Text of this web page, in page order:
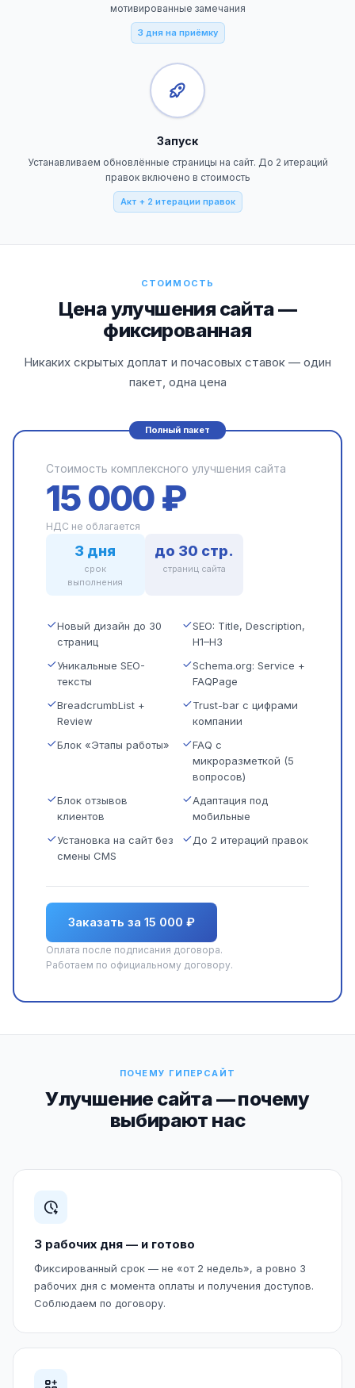
мотивированные замечания
3 дня на приёмку
Запуск
Устанавливаем обновлённые страницы на сайт. До 2 итераций
правок включено в стоимость
Акт + 2 итерации правок
СТОИМОСТЬ
Цена улучшения сайта —
фиксированная
Никаких скрытых доплат и почасовых ставок — один
пакет, одна цена
Полный пакет
Стоимость комплексного улучшения сайта
15 000 ₽
НДС не облагается
3 дня
срок
выполнения
до 30 стр.
страниц сайта
Новый дизайн до 30
страниц
SEO: Title, Description,
H1–H3
Уникальные SEO-
тексты
Schema.org: Service +
FAQPage
BreadcrumbList +
Review
Trust-bar с цифрами
компании
Блок «Этапы работы»
FAQ с
микроразметкой (5
вопросов)
Блок отзывов
клиентов
Адаптация под
мобильные
Установка на сайт без
смены CMS
До 2 итераций правок
Заказать за 15 000 ₽
Оплата после подписания договора.
Работаем по официальному договору.
ПОЧЕМУ ГИПЕРСАЙТ
Улучшение сайта — почему
выбирают нас
3 рабочих дня — и готово
Фиксированный срок — не «от 2 недель», а ровно 3
рабочих дня с момента оплаты и получения доступов.
Соблюдаем по договору.